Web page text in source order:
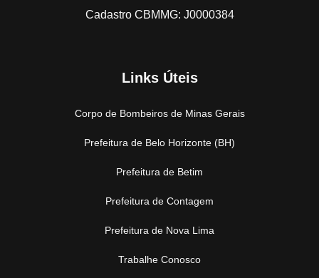
Cadastro CBMMG: J0000384
Links Úteis
Corpo de Bombeiros de Minas Gerais
Prefeitura de Belo Horizonte (BH)
Prefeitura de Betim
Prefeitura de Contagem
Prefeitura de Nova Lima
Trabalhe Conosco